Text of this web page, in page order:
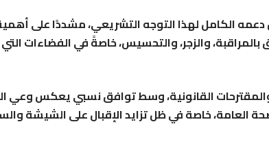
دعمه الكامل لهذا التوجه التشريعي، مشددًا على
والزجر، والتحسيس، خاصةً في الفضاءات التي
والمقترحات القانونية، وسط توافق نسبي يعكس
العامة، خاصة في ظل تزايد الإقبال على الشيشة